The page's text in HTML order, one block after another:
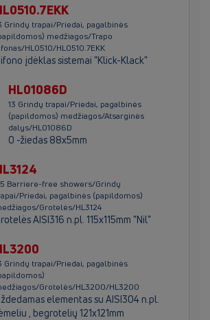
Grindų trapai/Priedai, pagalbinės
medžiagos/Trapo
HL0510/HL0510.7EKK
įdėklas sistemai "Klick-Klack"
HL01086D
13 Grindų trapai/Priedai, pagalbinės
(papildomos) medžiagos/Atsarginės
dalys/HL01086D
O -žiedas 88x5mm
Barriere-free showers/Grindų
Priedai, pagalbinės (papildomos)
Grotelės/HL3124
AISI316 n.pl. 115x115mm "Nil"
Grindų trapai/Priedai, pagalbinės
Grotelės/HL3200/HL3200
elementas su AISI304 n.pl.
, begrotelių 121x121mm